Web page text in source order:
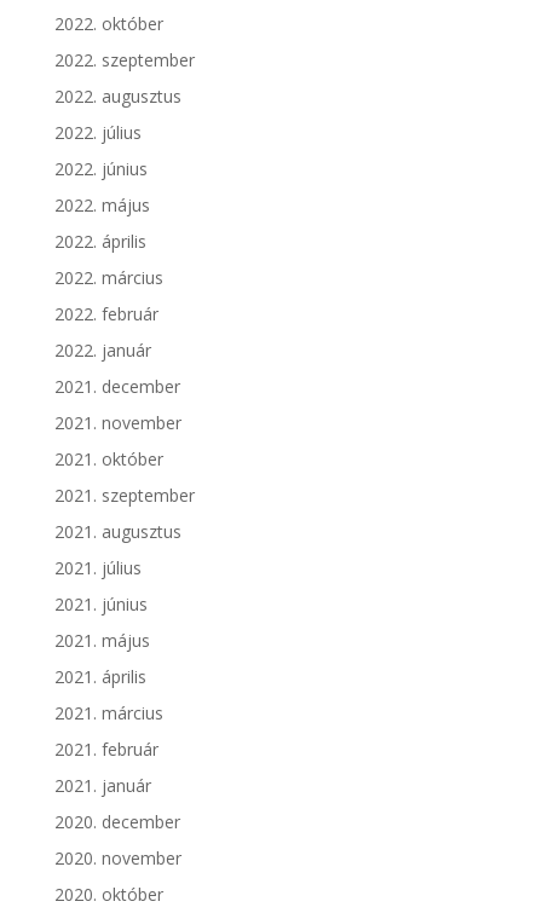
2022. október
2022. szeptember
2022. augusztus
2022. július
2022. június
2022. május
2022. április
2022. március
2022. február
2022. január
2021. december
2021. november
2021. október
2021. szeptember
2021. augusztus
2021. július
2021. június
2021. május
2021. április
2021. március
2021. február
2021. január
2020. december
2020. november
2020. október